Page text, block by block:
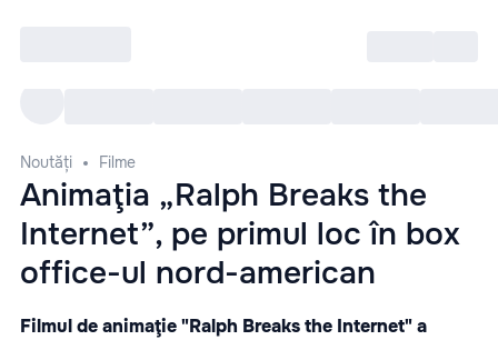
Noutăți Filme
Animaţia „Ralph Breaks the
Internet”, pe primul loc în box
office-ul nord-american
Filmul de animaţie "Ralph Breaks the Internet" a